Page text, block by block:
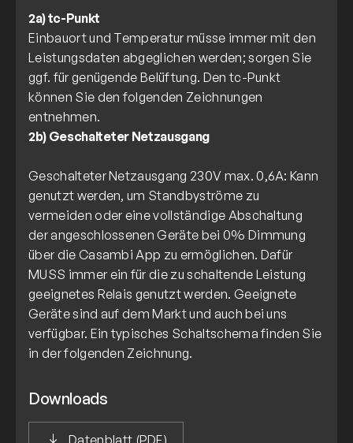
Einbauort und Temperatur müsse immer mit den
Leistungsdaten abgeglichen werden; sorgen Sie
ggf. für genügende Belüftung. Den tc-Punkt
können Sie den folgenden Zeichnungen
2b) Geschalteter Netzausgang
Geschalteter Netzausgang 230V max. 0,6A: Kann
genutzt werden, um Standbyströme zu
vermeiden oder eine vollständige Abschaltung
der angeschlossenen Geräte bei 0% Dimmung
über die Casambi App zu ermöglichen. Dafür
MUSS immer ein für die zu schaltende Leistung
geeignetes Relais genutzt werden. Geeignete
Geräte sind auf dem Markt und auch bei uns
verfügbar. Ein typisches Schaltschema finden Sie
Downloads